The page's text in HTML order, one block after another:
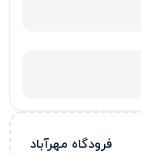
فرودگاه مهرآباد